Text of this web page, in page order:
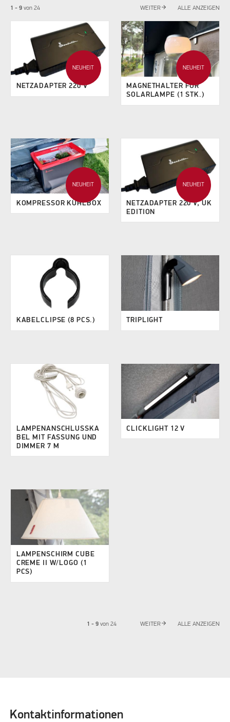
1 - 9von 24 WEITERarrow_forward ALLE ANZEIGEN
NEUHEIT
NETZADAPTER 220 V
NEUHEIT
MAGNETHALTER FÜR
SOLARLAMPE (1 STK.)
NEUHEIT
KOMPRESSOR KÜHLBOX
NEUHEIT
NETZADAPTER 220 V, UK
EDITION
KABELCLIPSE (8 PCS.) TRIPLIGHT
LAMPENANSCHLUSSKA
BEL MIT FASSUNG UND
DIMMER 7 M
CLICKLIGHT 12 V
LAMPENSCHIRM CUBE
CREME II W/LOGO (1
PCS)
1 - 9 von24 WEITERarrow_forward ALLE ANZEIGEN
Kontaktinformationen